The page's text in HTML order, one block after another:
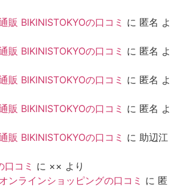
販 BIKINISTOKYOの口コミ に 匿名 よ
販 BIKINISTOKYOの口コミ に 匿名 よ
販 BIKINISTOKYOの口コミ に 匿名 よ
販 BIKINISTOKYOの口コミ に 匿名 よ
販 BIKINISTOKYOの口コミ に 助辺江
口コミ に ×× より
ンラインショッピングの口コミ に 匿